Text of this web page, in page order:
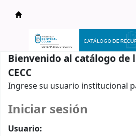
Catálogo en línea
Bienvenido al catálogo de
CECC
Ingrese su usuario institucional
Iniciar sesión
Usuario: